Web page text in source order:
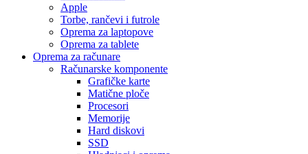
Apple
Torbe, rančevi i futrole
Oprema za laptopove
Oprema za tablete
Oprema za računare
Računarske komponente
Grafičke karte
Matične ploče
Procesori
Memorije
Hard diskovi
SSD